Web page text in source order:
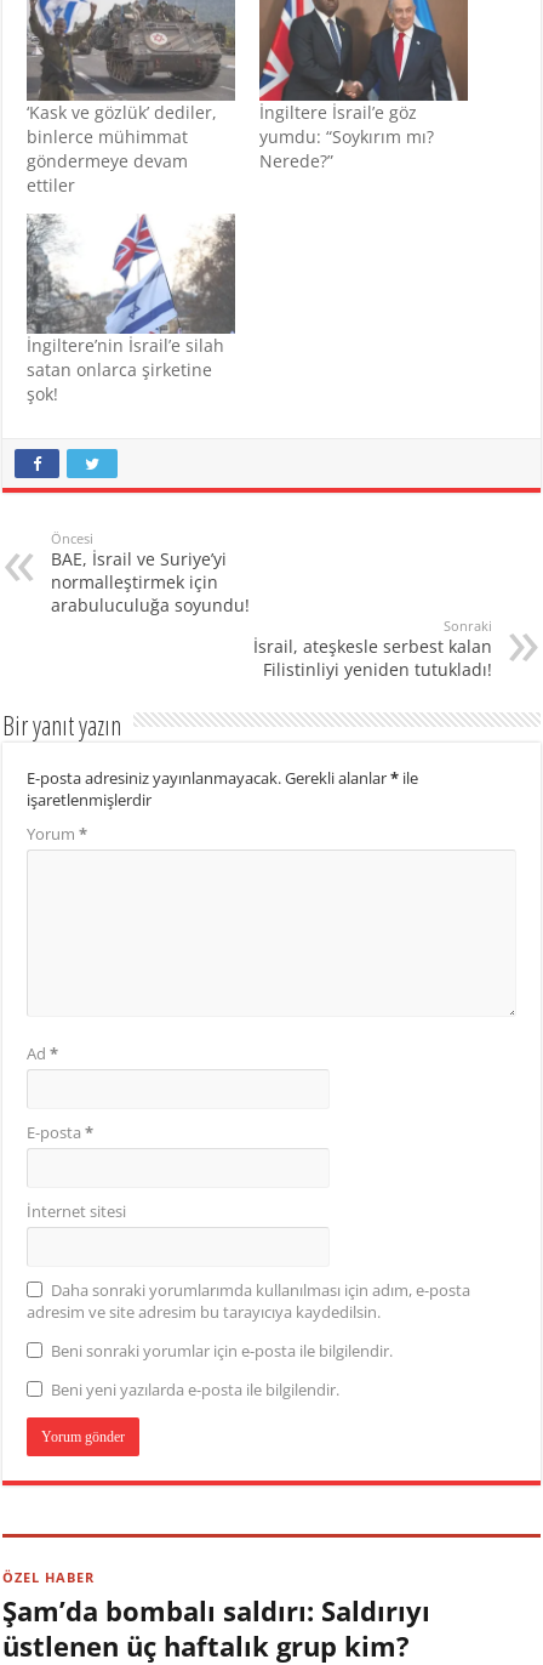
‘Kask ve gözlük’ dediler,
binlerce mühimmat
göndermeye devam
ettiler
İngiltere İsrail’e göz
yumdu: “Soykırım mı?
Nerede?”
İngiltere’nin İsrail’e silah
satan onlarca şirketine
şok!
Öncesi
BAE, İsrail ve Suriye’yi
normalleştirmek için
arabuluculuğa soyundu!
Sonraki
İsrail, ateşkesle serbest kalan
Filistinliyi yeniden tutukladı!
Bir yanıt yazın
E-posta adresiniz yayınlanmayacak.Gerekli alanlar* ile
işaretlenmişlerdir
Yorum*
Ad*
E-posta*
İnternet sitesi
Daha sonraki yorumlarımda kullanılması için adım, e-posta
adresim ve site adresim bu tarayıcıya kaydedilsin.
Beni sonraki yorumlar için e-posta ile bilgilendir.
Beni yeni yazılarda e-posta ile bilgilendir.
ÖZEL HABER
Şam’da bombalı saldırı: Saldırıyı
üstlenen üç haftalık grup kim?